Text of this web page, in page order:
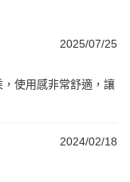
2025/07/25
使用感非常舒適，讓
2024/02/18